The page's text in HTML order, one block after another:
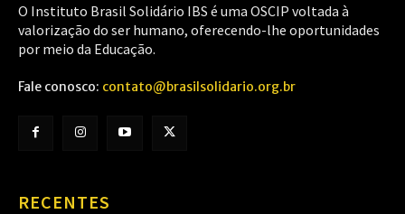
O Instituto Brasil Solidário IBS é uma OSCIP voltada à
valorização do ser humano, oferecendo-lhe oportunidades
por meio da Educação.
Fale conosco: contato@brasilsolidario.org.br
RECENTES